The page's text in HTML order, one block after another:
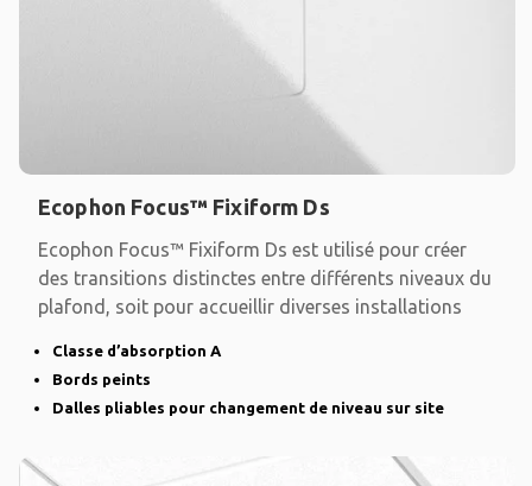
Ecophon Focus™ Fixiform Ds
Ecophon Focus™ Fixiform Ds est utilisé pour créer
des transitions distinctes entre différents niveaux du
plafond, soit pour accueillir diverses installations
Classe d’absorption A
Bords peints
Dalles pliables pour changement de niveau sur site